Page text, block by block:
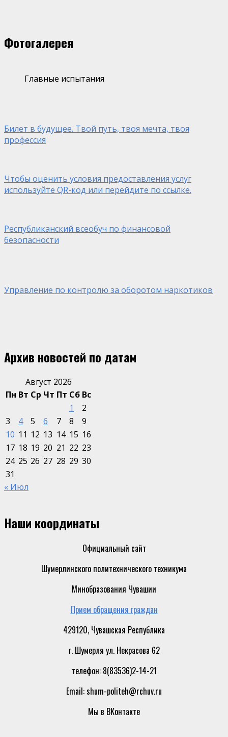
Фотогалерея
Главные испытания
Билет в будущее. Твой путь, твоя мечта, твоя
профессия
Чтобы оценить условия предоставления услуг
используйте QR-код или перейдите по ссылке.
Республиканский всеобуч по финансовой
безопасности
Управление по контролю за оборотом наркотиков
Архив новостей по датам
Август 2026
Пн Вт Ср Чт Пт Сб Вс
1
2
3
4 5 6 7 8
9
10 11 12 13 14 15 16
17 18 19 20 21 22 23
24 25 26 27 28 29 30
31
« Июл
Наши координаты
Официальный сайт
Шумерлинского политехнического техникума
Минобразования Чувашии
Прием обращения граждан
429120, Чувашская Республика
г. Шумерля ул. Некрасова 62
телефон: 8(83536)2-14-21
Email: shum-politeh@rchuv.ru
Мы в ВКонтакте